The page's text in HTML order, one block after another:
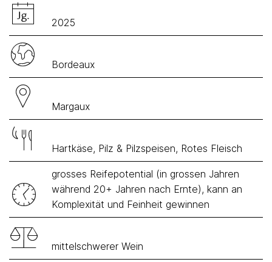
2025
Bordeaux
Margaux
Hartkäse, Pilz & Pilzspeisen, Rotes Fleisch
grosses Reifepotential (in grossen Jahren
während 20+ Jahren nach Ernte), kann an
Komplexität und Feinheit gewinnen
mittelschwerer Wein